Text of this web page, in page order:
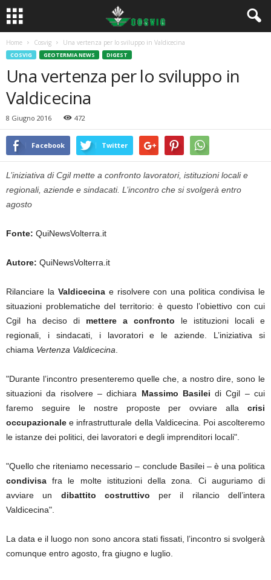
Home Cosvig Una vertenza per lo sviluppo in Valdicecina
COSVIG GEOTERMIA NEWS DIGEST
Una vertenza per lo sviluppo in
Valdicecina
8 Giugno 2016 472
Facebook Twitter
L’iniziativa di Cgil mette a confronto lavoratori, istituzioni locali e
regionali, aziende e sindacati. L’incontro che si svolgerà entro
agosto
Fonte: QuiNewsVolterra.it
Autore: QuiNewsVolterra.it
Rilanciare la Valdicecina e risolvere con una politica condivisa le
situazioni problematiche del territorio: è questo l’obiettivo con cui
Cgil ha deciso di mettere a confronto le istituzioni locali e
regionali, i sindacati, i lavoratori e le aziende. L’iniziativa si
chiama Vertenza Valdicecina
"Durante l’incontro presenteremo quelle che, a nostro dire, sono le
situazioni da risolvere – dichiara Massimo Basileidi Cgil – cui
faremo seguire le nostre proposte per ovviare alla crisi
occupazionalee infrastrutturale della Valdicecina. Poi ascolteremo
le istanze dei politici, dei lavoratori e degli imprenditori locali".
"Quello che riteniamo necessario – conclude Basilei – è una politica
condivisafra le molte istituzioni della zona. Ci auguriamo di
avviare un dibattito costruttivo per il rilancio dell’intera
Valdicecina".
La data e il luogo non sono ancora stati fissati, l’incontro si svolgerà
comunque entro agosto, fra giugno e luglio.